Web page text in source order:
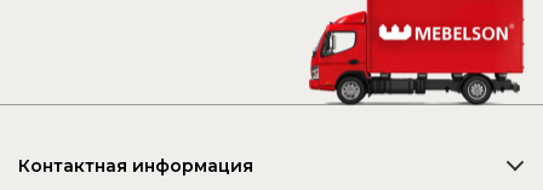
Контактная информация